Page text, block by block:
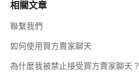
相關文章
聯繫我們
如何使用買方賣家聊天
為什麼我被禁止接受買方賣家聊天？